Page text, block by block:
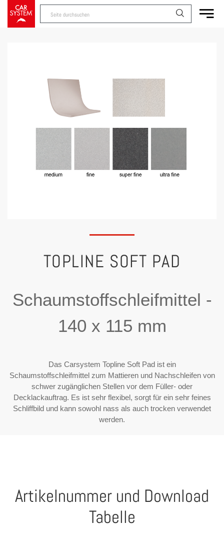
TOPLINE SOFT PAD
Schaumstoffschleifmittel -
140 x 115 mm
Das Carsystem Topline Soft Pad ist ein
Schaumstoffschleifmittel zum Mattieren und Nachschleifen von
schwer zugänglichen Stellen vor dem Füller- oder
Decklackauftrag. Es ist sehr flexibel, sorgt für ein sehr feines
Schliffbild und kann sowohl nass als auch trocken verwendet
werden.
Artikelnummer und Download
Tabelle